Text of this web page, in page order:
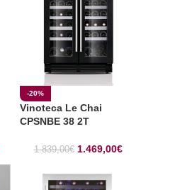
-20%
Vinoteca Le Chai
CPSNBE 38 2T
1.839,00€ 1.469,00€